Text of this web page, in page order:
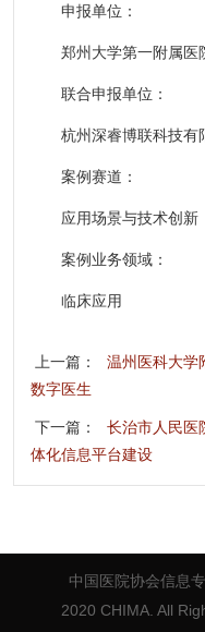
申报单位：
郑州大学第一附属医
联合申报单位：
杭州深睿博联科技有
案例赛道：
应用场景与技术创新
案例业务领域：
临床应用
上一篇：
温州医科大学
数字医生
下一篇：
长治市人民医
体化信息平台建设
中国医院协会信息
2020 CHIMA. All